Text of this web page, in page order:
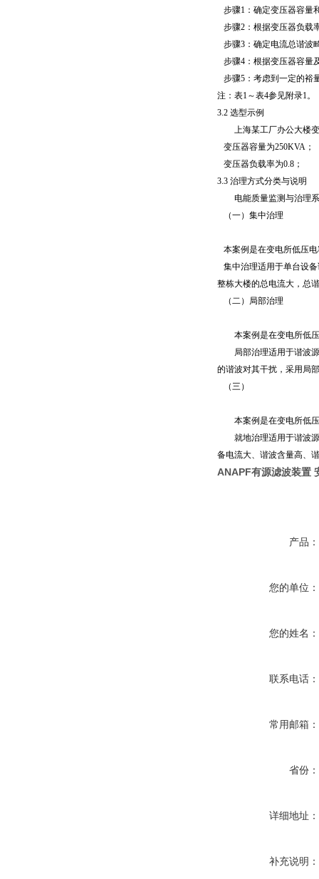
步骤1：确定变压器容量
步骤2：根据变压器负载
步骤3：确定电流总谐波
步骤4：根据变压器容量
步骤5：考虑到一定的裕
注：表1～表4参见附录1。
3.2 选型示例
上海某工厂办公大楼变
变压器容量为250KVA；
变压器负载率为0.8；
3.3 治理方式分类与说明
电能质量监测与治理系
（一）集中治理
本案例是在变电所低压
集中治理适用于单台设
整栋大楼的总电流大，总
（二）局部治理
本案例是在变电所低压
局部治理适用于谐波源
的谐波对其干扰，采用局
（三）
本案例是在变电所低压
就地治理适用于谐波源
备电流大、谐波含量高、
ANAPF有源滤波装置
产品：
您的单位：
您的姓名：
联系电话：
常用邮箱：
省份：
详细地址：
补充说明：